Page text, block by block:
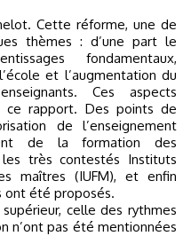
Cette réforme, une de
thèmes : d’une part le
fondamentaux,
et l’augmentation du
Ces aspects
ce rapport. Des points de
de l’enseignement
de la formation des
très contestés Instituts
maîtres (IUFM), et enfin
ont été proposés.
celle des rythmes
n’ont pas été mentionnées